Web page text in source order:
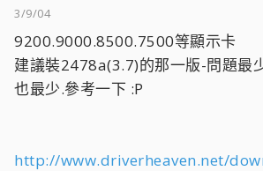
3/9/04
9200.9000.8500.7500等顯示卡
建議裝2478a(3.7)的那一版-問題最
也最少.參考一下 :P
http://www.driverheaven.net/